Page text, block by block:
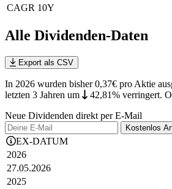
CAGR 10Y
Alle Dividenden-Daten
Export als CSV
In 2026 wurden bisher 0,37€ pro Aktie
letzten 3 Jahren um 42,81% verringert.
Neue Dividenden direkt per E-Mail
Kostenlos
EX-DATUM
2026
27.05.2026
2025